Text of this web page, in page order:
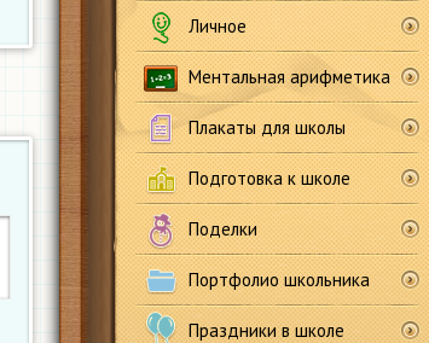
Личное
Ментальная арифметика
Плакаты для школы
Подготовка к школе
Поделки
Портфолио школьника
Праздники в школе